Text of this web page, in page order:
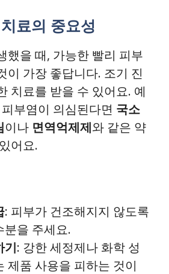
료의 중요성
했을 때, 가능한 빨리 피부
이 가장 좋답니다. 조기 진
치료를 받을 수 있어요. 예
부염이 의심된다면 국소
이나 면역억제제와 같은 약
어요.
: 피부가 건조해지지 않도록
분을 주세요.
기: 강한 세정제나 화학 성
제품 사용을 피하는 것이